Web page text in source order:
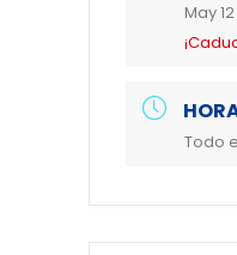
May
Todo